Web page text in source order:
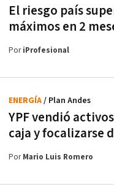
El riesgo país
máximos en 2
PoriProfesional
YPF vendió
caja y focalizarse
ENERGÍA/ Plan Andes
PorMario Luis Romero